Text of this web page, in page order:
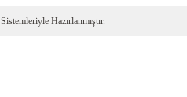
Sistemleriyle Hazırlanmıştır.